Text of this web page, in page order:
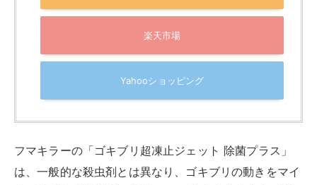
楽天市場
Yahooショッピング
フマキラーの「ゴキブリ超凍止ジェット 除菌プラス」
は、一般的な殺虫剤とは異なり、ゴキブリの動きをマイ